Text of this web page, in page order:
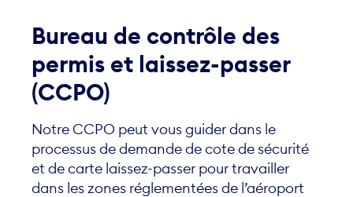
Bureau de contrôle des
permis et laissez-passer
(CCPO)
Notre CCPO peut vous guider dans le
processus de demande de cote de sécurité
et de carte laissez-passer pour travailler
dans les zones réglementées de l’aéroport